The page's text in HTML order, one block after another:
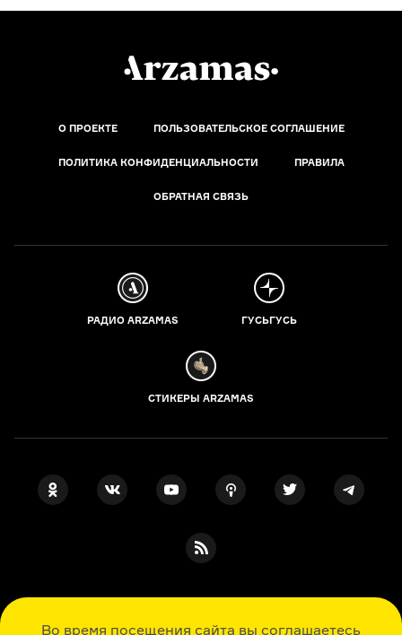
Во время посещения сайта вы соглашаетесь
О ПРОЕКТЕ ПОЛЬЗОВАТЕЛЬСКОЕ СОГЛАШЕНИЕ
ПОЛИТИКА КОНФИДЕНЦИАЛЬНОСТИ ПРАВИЛА
ОБРАТНАЯ СВЯЗЬ
РАДИО ARZAMAS ГУСЬГУСЬ
СТИКЕРЫ ARZAMAS